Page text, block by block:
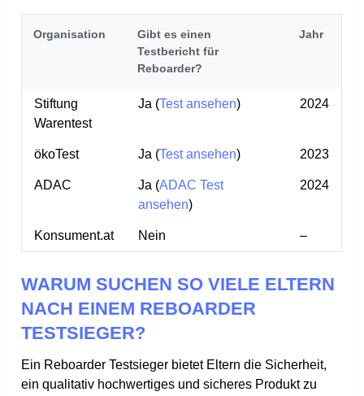
Organisation
Gibt es einen
Testbericht für
Reboarder?
Jahr
Stiftung
Warentest
Ja (Test ansehen) 2024
ökoTest Ja (Test ansehen) 2023
ADAC Ja (ADAC Test
ansehen)
2024
Konsument.at Nein –
WARUM SUCHEN SO VIELE ELTERN
NACH EINEM REBOARDER
TESTSIEGER?
Ein Reboarder Testsieger bietet Eltern die Sicherheit,
ein qualitativ hochwertiges und sicheres Produkt zu